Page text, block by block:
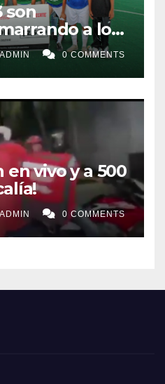
son
a los
ADMIN 0 COMMENTS
en vivo y a 500
ADMIN 0 COMMENTS